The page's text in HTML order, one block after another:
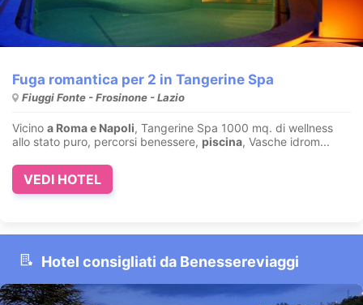
Fuga romantica per 2 in Tangerine Spa
Fiuggi Fonte - Frosinone - Lazio
Vicino a Roma e Napoli, Tangerine Spa 1000 mq. di wellness
allo stato puro, percorsi benessere, piscina, Vasche idrom...
VEDI HOTEL
Hotel consigliati da Benessereviaggi